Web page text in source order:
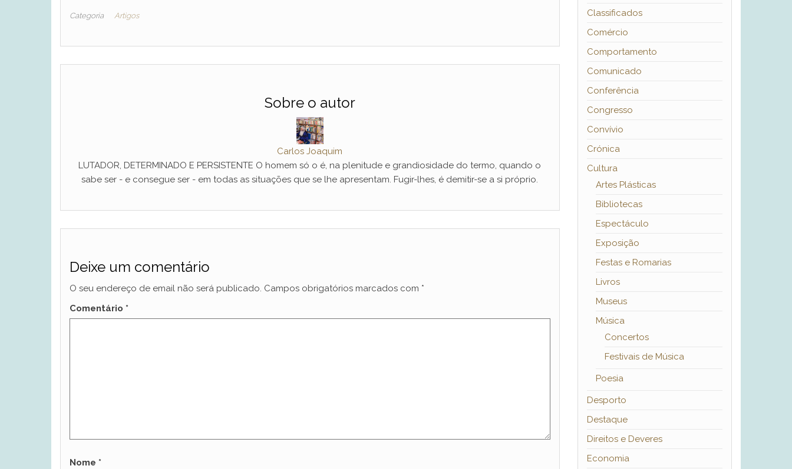
Categoria Artigos
Sobre o autor
Carlos Joaquim
LUTADOR, DETERMINADO E PERSISTENTE O homem só o é, na plenitude e grandiosidade do termo, quando o
sabe ser - e consegue ser - em todas as situações que se lhe apresentam. Fugir-lhes, é demitir-se a si próprio.
Deixe um comentário
O seu endereço de email não será publicado. Campos obrigatórios marcados com *
Comentário *
Nome *
Classificados
Comércio
Comportamento
Comunicado
Conferência
Congresso
Convívio
Crónica
Cultura
Artes Plásticas
Bibliotecas
Espectáculo
Exposição
Festas e Romarias
Livros
Museus
Música
Concertos
Festivais de Música
Poesia
Desporto
Destaque
Direitos e Deveres
Economia